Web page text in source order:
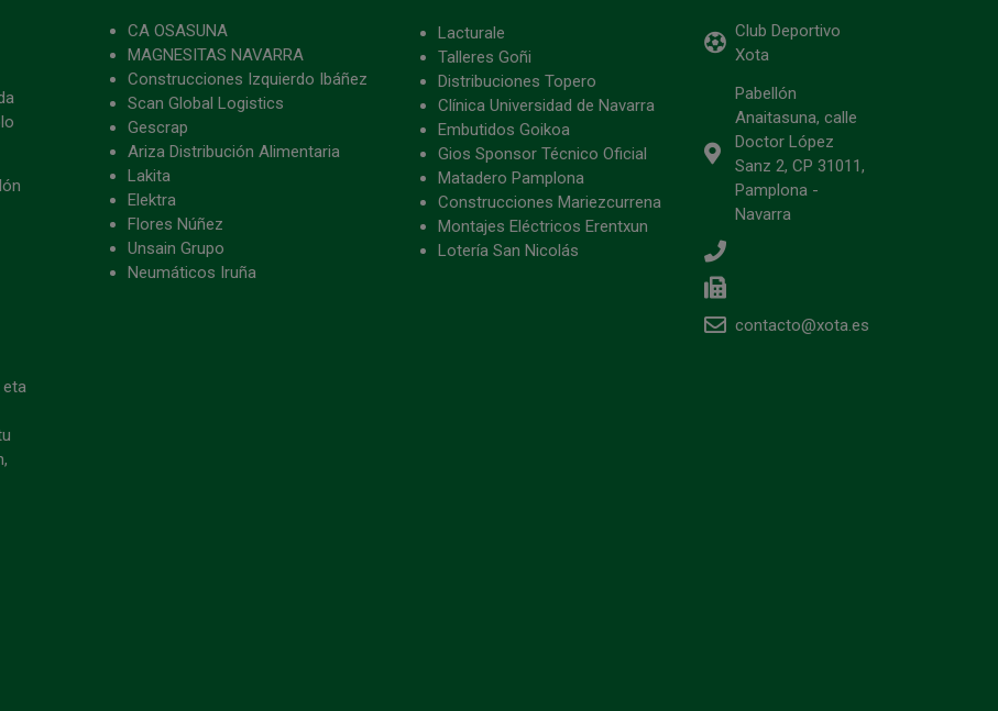
eta
CA OSASUNA
MAGNESITAS NAVARRA
Construcciones Izquierdo Ibáñez
Scan Global Logistics
Gescrap
Ariza Distribución Alimentaria
Lakita
Elektra
Flores Núñez
Unsain Grupo
Neumáticos Iruña
Lacturale
Talleres Goñi
Distribuciones Topero
Clínica Universidad de Navarra
Embutidos Goikoa
Gios Sponsor Técnico Oficial
Matadero Pamplona
Construcciones Mariezcurrena
Montajes Eléctricos Erentxun
Lotería San Nicolás
Club Deportivo
Xota
Pabellón
Anaitasuna, calle
Doctor López
Sanz 2, CP 31011,
Pamplona -
Navarra
contacto@xota.es